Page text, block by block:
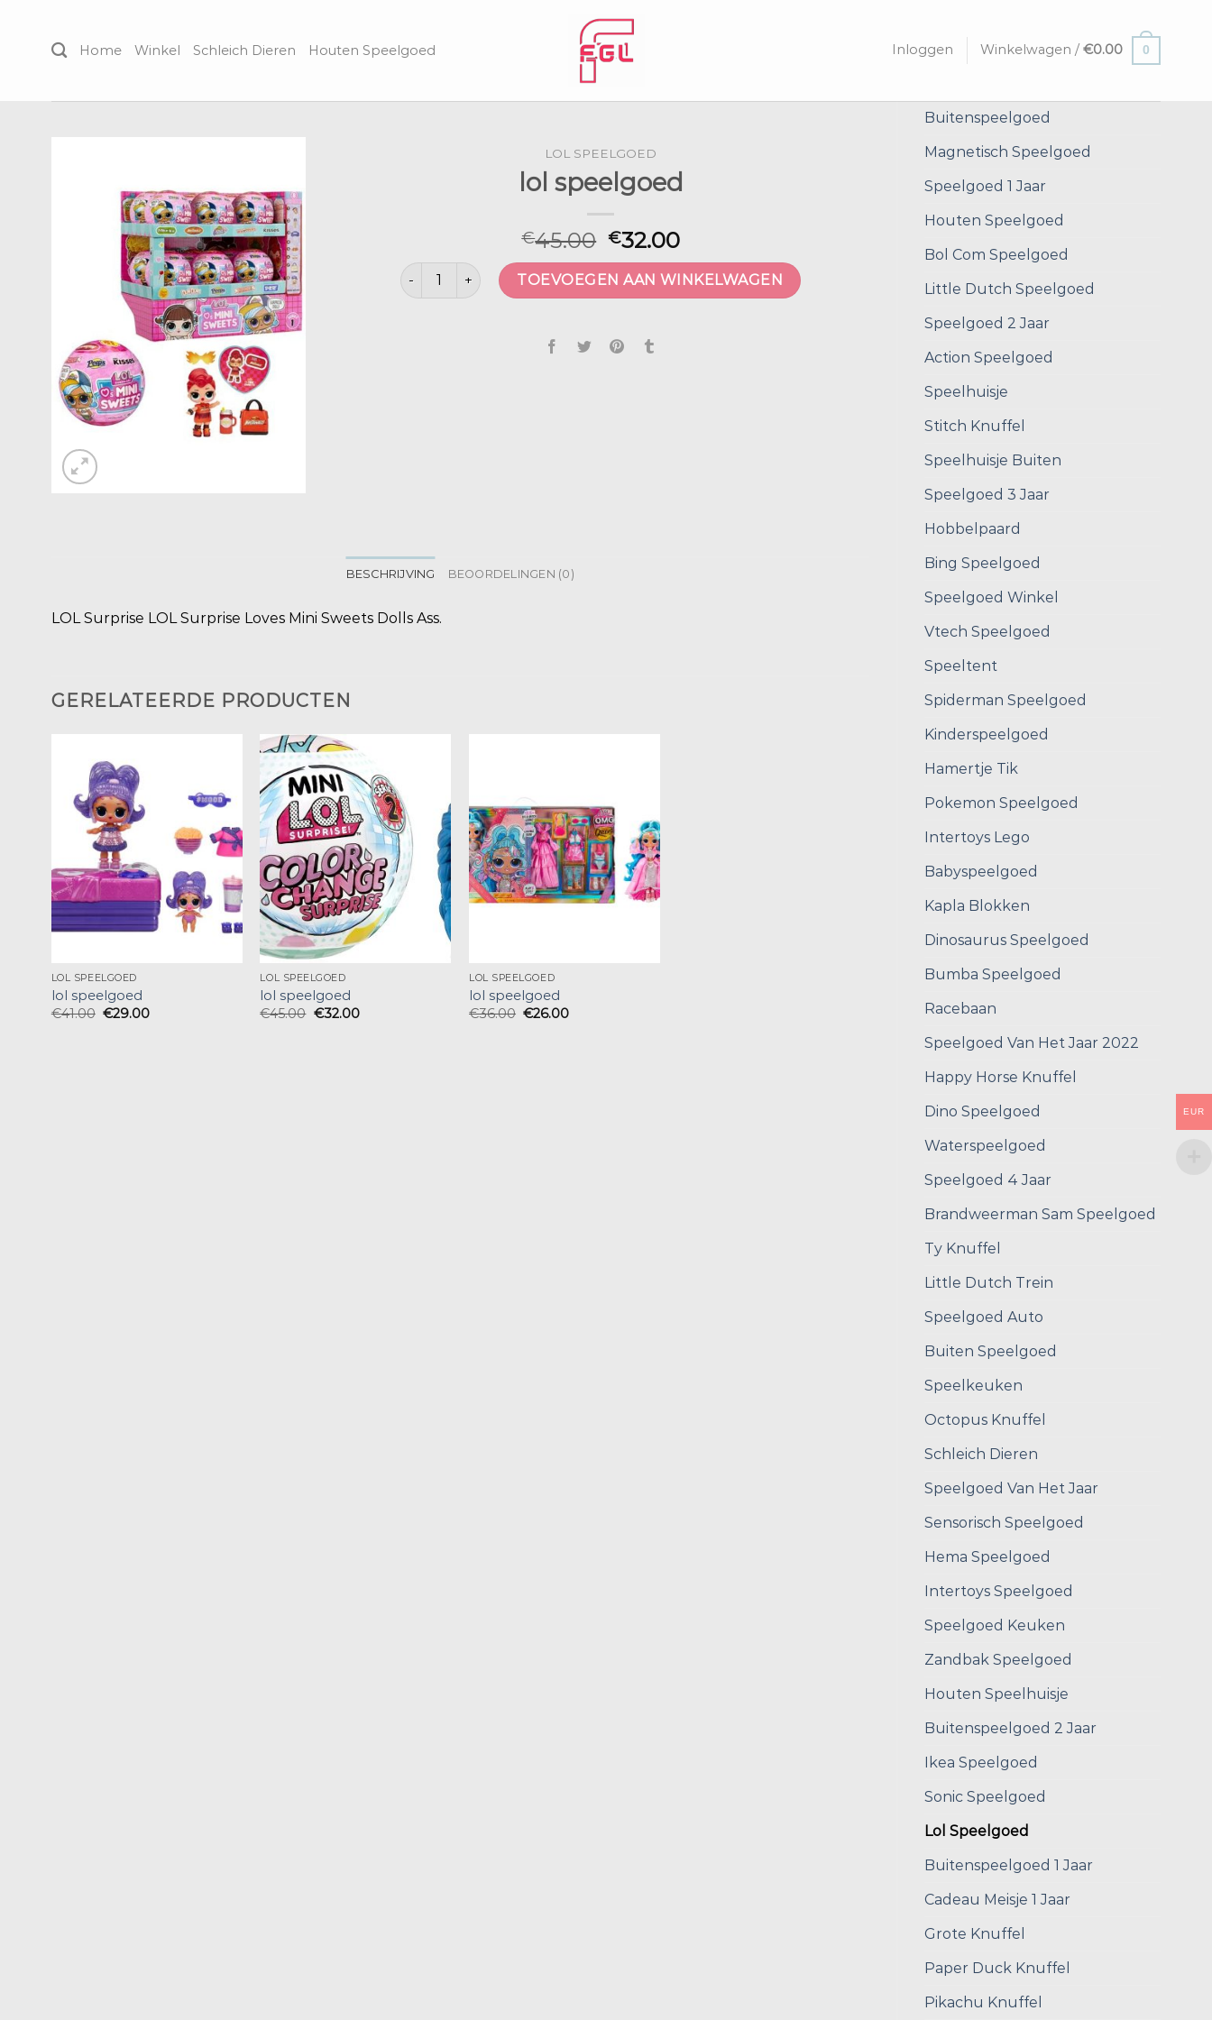
content
Home Winkel Schleich Dieren Houten Speelgoed Inloggen Winkelwagen /€0.00 0
Buitenspeelgoed
Magnetisch Speelgoed
Speelgoed 1 Jaar
Houten Speelgoed
Bol Com Speelgoed
Little Dutch Speelgoed
Speelgoed 2 Jaar
Action Speelgoed
Speelhuisje
Stitch Knuffel
Speelhuisje Buiten
Speelgoed 3 Jaar
Hobbelpaard
Bing Speelgoed
Speelgoed Winkel
Vtech Speelgoed
Speeltent
Spiderman Speelgoed
Kinderspeelgoed
Hamertje Tik
Pokemon Speelgoed
Intertoys Lego
Babyspeelgoed
Kapla Blokken
Dinosaurus Speelgoed
Bumba Speelgoed
Racebaan
Speelgoed Van Het Jaar 2022
Happy Horse Knuffel
Dino Speelgoed
Waterspeelgoed
Speelgoed 4 Jaar
Brandweerman Sam Speelgoed
Ty Knuffel
Little Dutch Trein
Speelgoed Auto
Buiten Speelgoed
Speelkeuken
Octopus Knuffel
Schleich Dieren
Speelgoed Van Het Jaar
Sensorisch Speelgoed
Hema Speelgoed
Intertoys Speelgoed
Speelgoed Keuken
Zandbak Speelgoed
Houten Speelhuisje
Buitenspeelgoed 2 Jaar
Ikea Speelgoed
Sonic Speelgoed
Lol Speelgoed
Buitenspeelgoed 1 Jaar
Cadeau Meisje 1 Jaar
Grote Knuffel
Paper Duck Knuffel
Pikachu Knuffel
LOL SPEELGOED
lol speelgoed
€45.00 €32.00
lol speelgoed aantalTOEVOEGEN AAN WINKELWAGEN
BESCHRIJVING BEOORDELINGEN (0)
LOL Surprise LOL Surprise Loves Mini Sweets Dolls Ass.
GERELATEERDE PRODUCTEN
LOL SPEELGOED
lol speelgoed
€41.00 €29.00
LOL SPEELGOED
lol speelgoed
€45.00 €32.00
LOL SPEELGOED
lol speelgoed
€36.00 €26.00
EUR